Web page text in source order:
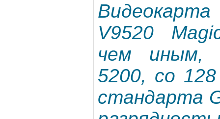
V9520
чем иным,
5200, со
стандарта